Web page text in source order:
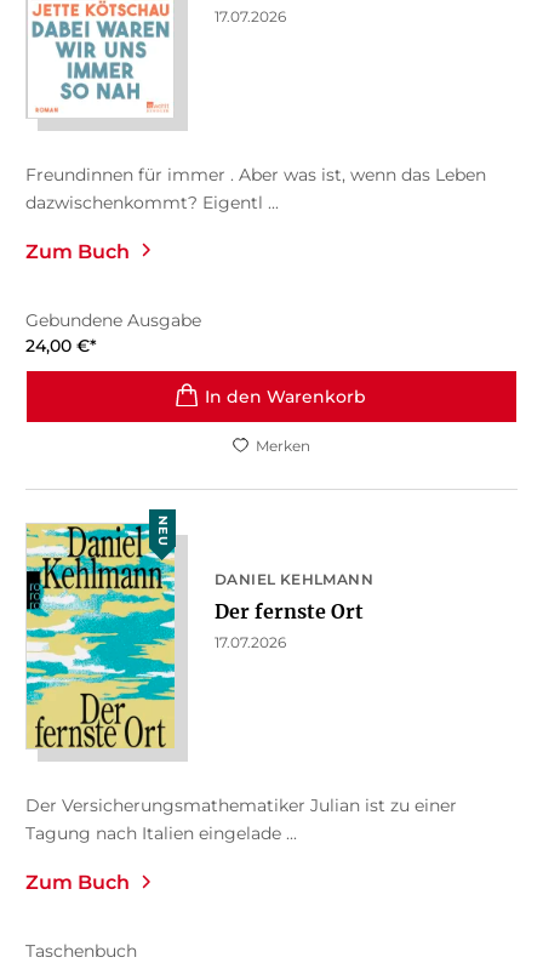
17.07.2026
Freundinnen für immer . Aber was ist, wenn das Leben
dazwischenkommt? Eigentl ...
Zum Buch
Gebundene Ausgabe
24,00 €*
In den Warenkorb
Merken
NEU
DANIEL KEHLMANN
Der fernste Ort
17.07.2026
Der Versicherungsmathematiker Julian ist zu einer
Tagung nach Italien eingelade ...
Zum Buch
Taschenbuch